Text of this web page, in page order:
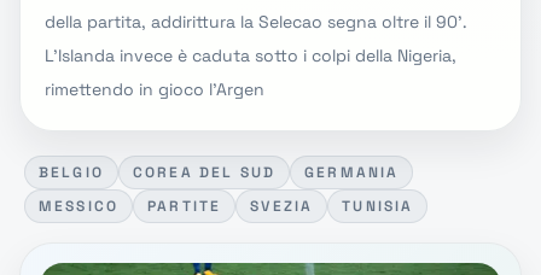
della partita, addirittura la Selecao segna oltre il 90'.
L'Islanda invece è caduta sotto i colpi della Nigeria,
rimettendo in gioco l'Argen
BELGIO COREA DEL SUD
GERMANIA
MESSICO
PARTITE SVEZIA TUNISIA